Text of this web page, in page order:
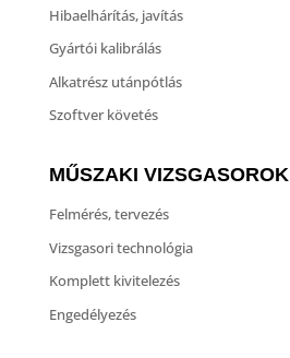
Hibaelhárítás, javítás
Gyártói kalibrálás
Alkatrész utánpótlás
Szoftver követés
MŰSZAKI VIZSGASOROK
Felmérés, tervezés
Vizsgasori technológia
Komplett kivitelezés
Engedélyezés